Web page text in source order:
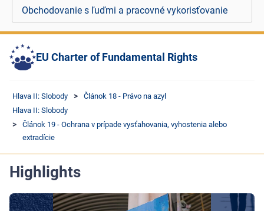
Obchodovanie s ľuďmi a pracovné vykorisťovanie
EU Charter of Fundamental Rights
Hlava II: Slobody
Článok 18 - Právo na azyl
Hlava II: Slobody
Článok 19 - Ochrana v prípade vysťahovania, vyhostenia alebo
extradície
Highlights